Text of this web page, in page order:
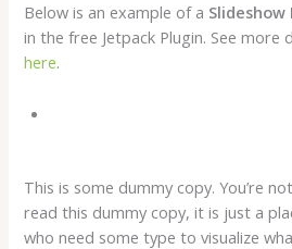
Below is an example of a Slideshow
in the free Jetpack Plugin. See
here.
This is some dummy copy. You’re
read this dummy copy, it is just a
who need some type to visualize